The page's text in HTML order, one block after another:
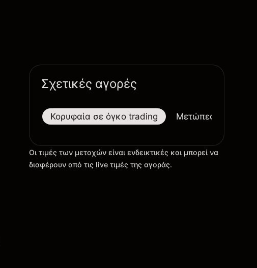
Σχετικές αγορές
Κορυφαία σε όγκο trading Μετώπες
Οι τιμές των μετοχών είναι ενδεικτικές και μπορεί να
διαφέρουν από τις live τιμές της αγοράς.